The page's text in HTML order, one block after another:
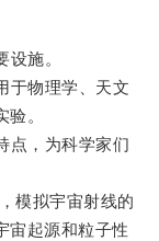
施。
物理学、天文
。
，为科学家们
拟宇宙射线的
宙起源和粒子性